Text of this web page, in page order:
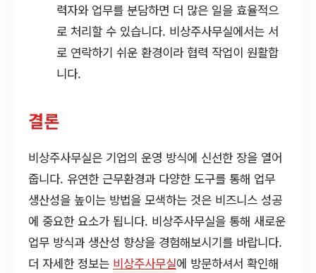
력자와 업무를 분담하면 더 많은 일을 효율적으
로 처리할 수 있습니다. 비상주사무실에서는 서
로 연락하기 쉬운 환경이라 협력 작업이 원활합
니다.
결론
비상주사무실은 기업의 운영 방식에 신선한 장을 열어
줍니다. 유연한 근무환경과 다양한 도구를 통해 업무
생산성을 높이는 방법을 모색하는 것은 비즈니스 성공
에 중요한 요소가 됩니다. 비상주사무실을 통해 새로운
업무 방식과 생산성 향상을 경험해보시기를 바랍니다.
더 자세한 정보는 비상주사무실에 방문하셔서 확인해